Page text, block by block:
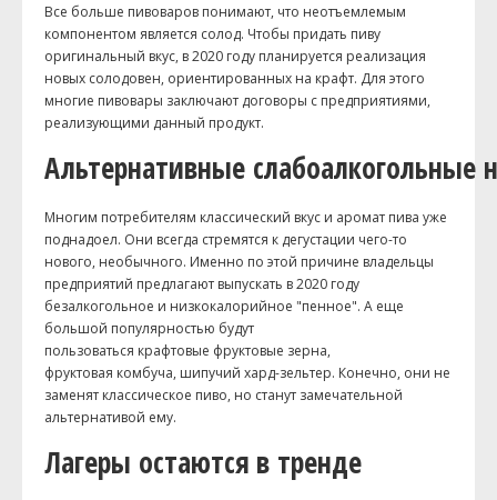
Все больше пивоваров понимают, что неотъемлемым
компонентом является солод. Чтобы придать пиву
оригинальный вкус, в 2020 году планируется реализация
новых солодовен, ориентированных на крафт. Для этого
многие пивовары заключают договоры с предприятиями,
реализующими данный продукт.
Альтернативные слабоалкогольные
Многим потребителям классический вкус и аромат пива уже
поднадоел. Они всегда стремятся к дегустации чего-то
нового, необычного. Именно по этой причине владельцы
предприятий предлагают выпускать в 2020 году
безалкогольное и низкокалорийное "пенное". А еще
большой популярностью будут
пользоваться крафтовые фруктовые зерна,
фруктовая комбуча, шипучий хард-зельтер. Конечно, они не
заменят классическое пиво, но станут замечательной
альтернативой ему.
Лагеры остаются в тренде